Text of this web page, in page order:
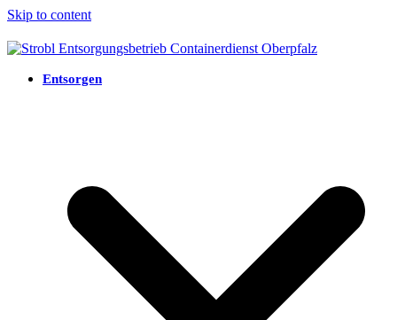
Skip to content
Entsorgen